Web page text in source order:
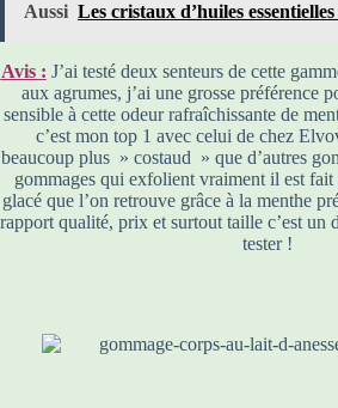
Aussi Les cristaux d’huiles
Avis : J’ai testé deux senteurs de cette
aux agrumes, j’ai une grosse préférence
sensible à cette odeur rafraîchissante de
c’est mon top 1 avec celui de chez
beaucoup plus » costaud » que d’autres
gommages qui exfolient vraiment il est fait
glacé que l’on retrouve grâce à la menthe
rapport qualité, prix et surtout taille c’est un
tester !